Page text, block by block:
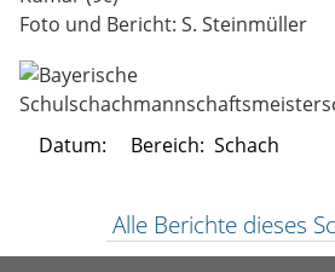
Foto und Bericht: S. Steinmüller
Datum: Bereich: Schach
Alle Berichte dieses